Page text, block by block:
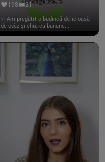
198 21
✨ Am pregătit o budincă delicioasă
de ovăz și chia cu banane...